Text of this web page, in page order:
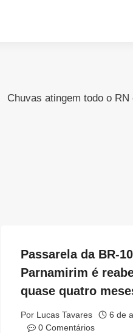
Chuvas atingem todo o
Passarela da BR-
Parnamirim é
quase quatro
Por Lucas Tavares
6 de
0 Comentários